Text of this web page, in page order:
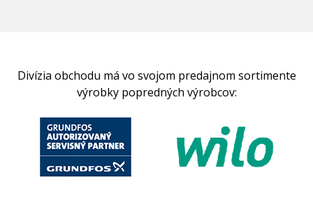
Divízia obchodu má vo svojom predajnom sortimente
výrobky popredných výrobcov: